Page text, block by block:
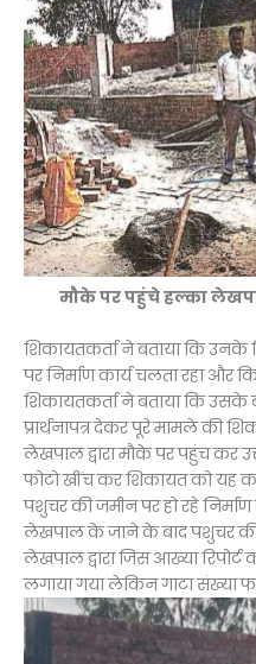
मौके पर पहुंचे हल्का
शिकायतकर्ता ने बताया कि
पर निर्माण कार्य चलता रहा और
शिकायतकर्ता ने बताया कि उसके
प्रार्थनापत्र देकर पूरे मामले की
लेखपाल द्वारा मौके पर पहुंच कर
फोटो खींच कर शिकायत को यह
पशुचर की जमीन पर हो रहे
लेखपाल के जाने के बाद पशुचर की
लेखपाल द्वारा जिस आख्या रिपोर्ट
लगाया गया लेकिन गाटा संख्या